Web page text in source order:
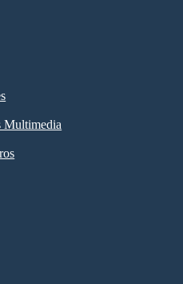
Multimedia